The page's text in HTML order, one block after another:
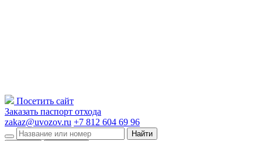
Посетить сайт
Заказать паспорт отхода
zakaz@uvozov.ru +7 812 604 69 96
Найти